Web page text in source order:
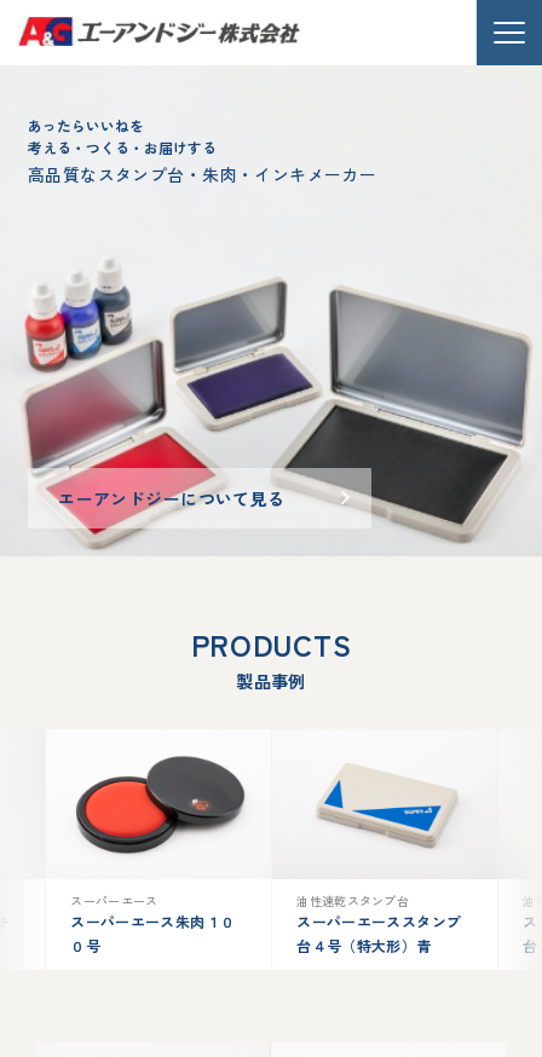
あったらいいねを
考える・つくる・お届けする
高品質なスタンプ台・朱肉・インキメーカー
エーアンドジーについて見る
PRODUCTS
製品事例
スーパーエース
スーパーエース朱肉１０
０号
油性速乾スタンプ台
スーパーエーススタンプ
台４号（特大形）青
油
台